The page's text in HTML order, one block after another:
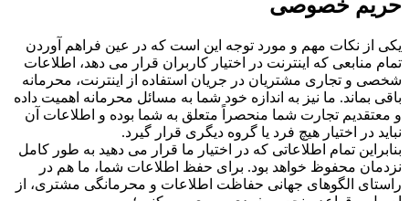
حریم خصوصی
یکی از نکات مهم و مورد توجه این است که در عین فراهم آوردن
تمام منابعی که اینترنت در اختیار کاربران قرار می دهد، اطلاعات
شخصی و تجاری مشتریان در جریان استفاده از اینترنت، محرمانه
باقی بماند. ما نیز به اندازه خود شما به مسائل محرمانه اهمیت داده
و معتقدیم تجارت شما منحصراً متعلق به شما بوده و اطلاعات آن
نباید در اختیار هیچ فرد یا گروه دیگری قرار گیرد.
بنابراین تمام اطلاعاتی که در اختیار ما قرار می دهید به طور کامل
نزدمان محفوظ خواهد بود. برای حفظ اطلاعات شما، ما هم در
راستای الگوهای جهانی حفاظت اطلاعات و محرمانگی مشتری، از